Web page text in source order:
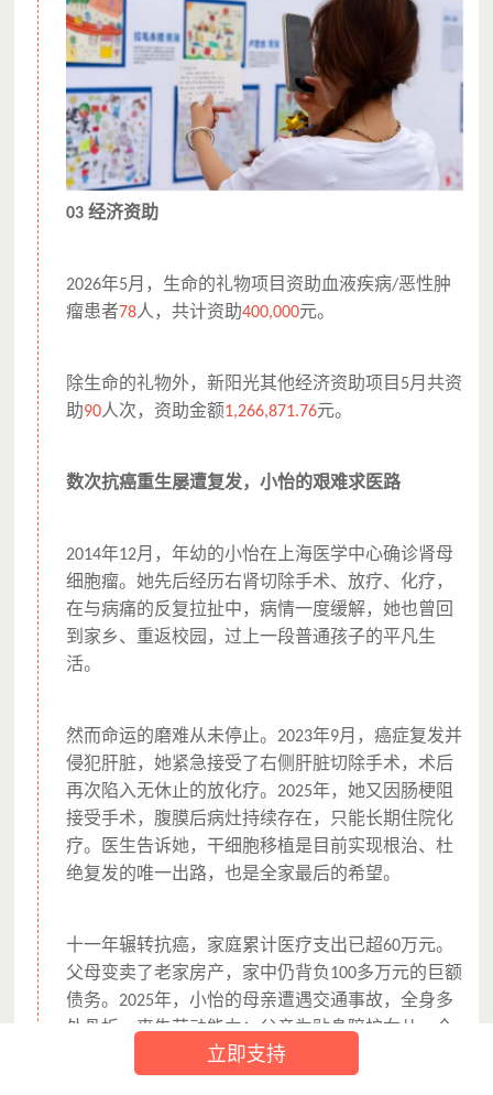
03 经济资助
2026年5月，生命的礼物项目资助血液疾病/恶性肿
瘤患者78人，共计资助400,000元。
除生命的礼物外，新阳光其他经济资助项目 5月共资
助90人次，资助金额1,266,871.76元。
数次抗癌重生屡遭复发，小怡的艰难求医路
2014年12月，年幼的小怡在上海医学中心确诊肾母
细胞瘤。她先后经历右肾切除手术、放疗、化疗，
在与病痛的反复拉扯中，病情一度缓解，她也曾回
到家乡、重返校园，过上一段普通孩子的平凡生
活。
然而命运的磨难从未停止。 2023年9月，癌症复发并
侵犯肝脏，她紧急接受了右侧肝脏切除手术，术后
再次陷入无休止的放化疗。 2025年，她又因肠梗阻
接受手术，腹膜后病灶持续存在，只能长期住院化
疗。医生告诉她，干细胞移植是目前实现根治、杜
绝复发的唯一出路，也是全家最后的希望。
十一年辗转抗癌，家庭累计医疗支出已超60万元。
父母变卖了老家房产，家中仍背负100多万元的巨额
债务。 2025年，小怡的母亲遭遇交通事故，全身多
处骨折，丧失劳动能力；父亲为贴身陪护女儿，全
程停工无收入，长期居住在麦当劳之家，省出每一
立即支持